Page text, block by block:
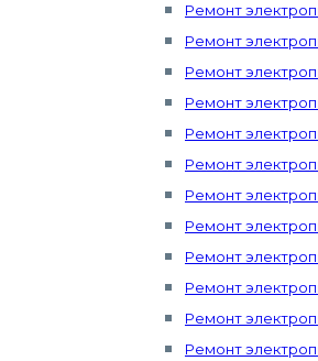
Ремонт
Ремонт
Ремонт
Ремонт
Ремонт
Ремонт
Ремонт
Ремонт
Ремонт
Ремонт
Ремонт
Ремонт